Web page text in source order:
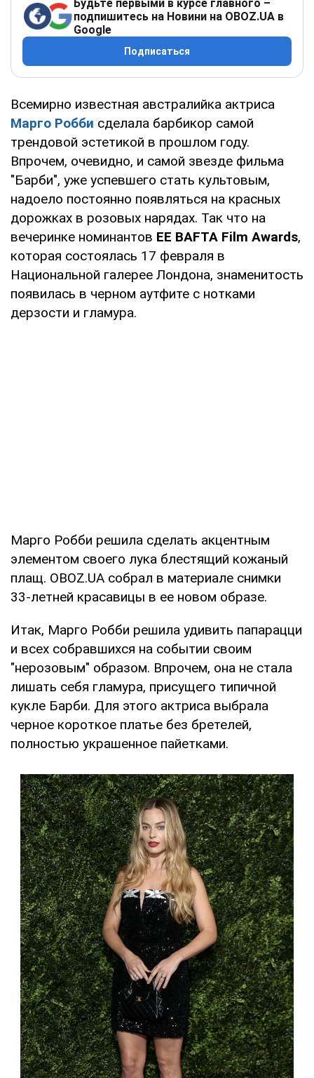
Будьте первыми в курсе главного –
подпишитесь на Новини на OBOZ.UA в
Google
Подписаться
Всемирно известная австралийка актриса
Марго Робби сделала барбикор самой
трендовой эстетикой в прошлом году.
Впрочем, очевидно, и самой звезде фильма
"Барби", уже успевшего стать культовым,
надоело постоянно появляться на красных
дорожках в розовых нарядах. Так что на
вечеринке номинантов EE BAFTA Film Awards,
которая состоялась 17 февраля в
Национальной галерее Лондона, знаменитость
появилась в черном аутфите с нотками
дерзости и гламура.
Марго Робби решила сделать акцентным
элементом своего лука блестящий кожаный
плащ. OBOZ.UA собрал в материале снимки
33-летней красавицы в ее новом образе.
Итак, Марго Робби решила удивить папарацци
и всех собравшихся на событии своим
"нерозовым" образом. Впрочем, она не стала
лишать себя гламура, присущего типичной
кукле Барби. Для этого актриса выбрала
черное короткое платье без бретелей,
полностью украшенное пайетками.